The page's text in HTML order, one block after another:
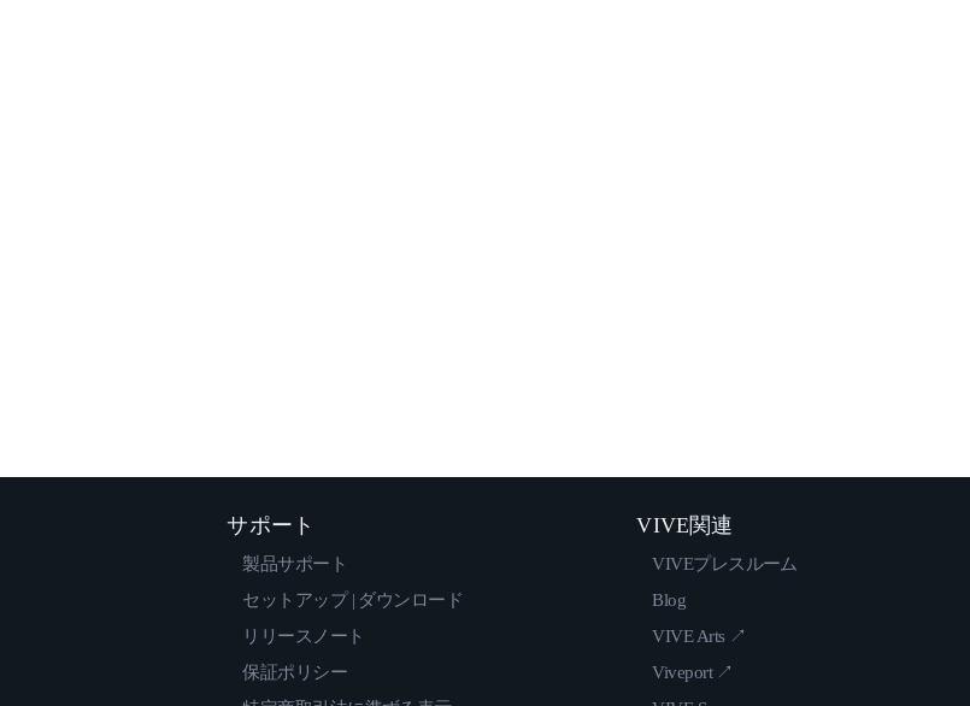
サポート
製品サポート
セットアップ | ダウンロード
リリースノート
保証ポリシー
VIVE関連
VIVEプレスルーム
Blog
VIVE Arts ↗
Viveport ↗